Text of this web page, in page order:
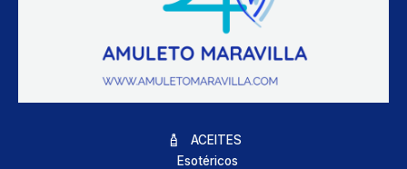
ACEITES
Esotéricos